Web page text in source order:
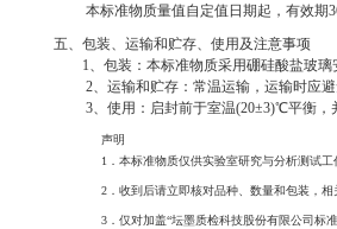
本标准物质量值自定值日期起，有效期36
五、包装、运输和贮存、使用及注意事项
1、包装：本标准物质采用硼硅酸盐玻
2、运输和贮存：常温运输，运输时应避
3、使用：启封前于室温(20±3)℃平衡，并
声明
1．本标准物质仅供实验室研究与分析测试
2．收到后请立即核对品种、数量和包装，
3．仅对加盖“坛墨质检科技股份有限公司标